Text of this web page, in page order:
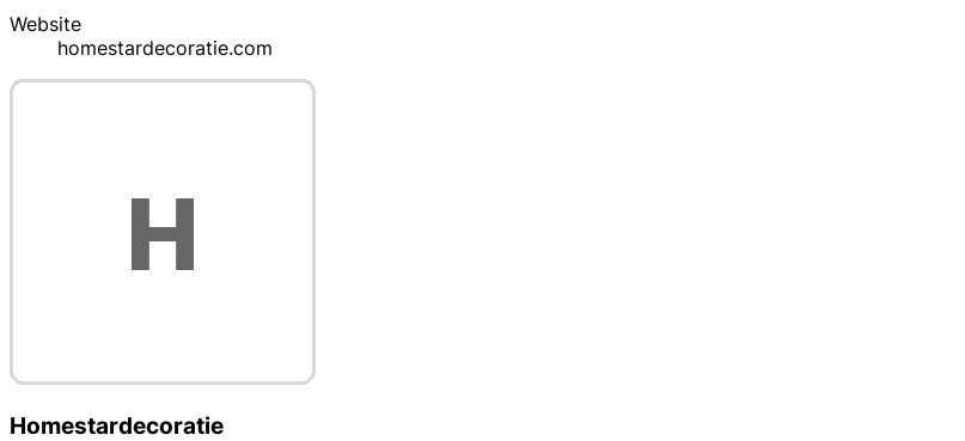
Website
homestardecoratie.com
Homestardecoratie